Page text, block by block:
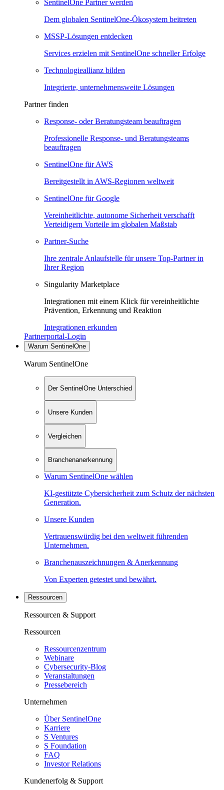
SentinelOne Partner werden
Dem globalen SentinelOne-Ökosystem beitreten
MSSP-Lösungen entdecken
Services erzielen mit SentinelOne schneller Erfolge
Technologieallianz bilden
Integrierte, unternehmensweite Lösungen
Partner finden
Response- oder Beratungsteam beauftragen
Professionelle Response- und Beratungsteams
beauftragen
SentinelOne für AWS
Bereitgestellt in AWS-Regionen weltweit
SentinelOne für Google
Vereinheitlichte, autonome Sicherheit verschafft
Verteidigern Vorteile im globalen Maßstab
Partner-Suche
Ihre zentrale Anlaufstelle für unsere Top-Partner in
Ihrer Region
Singularity Marketplace
Integrationen mit einem Klick für vereinheitlichte
Prävention, Erkennung und Reaktion
Integrationen erkunden
Partnerportal-Login
Warum SentinelOne
Warum SentinelOne
Der SentinelOne Unterschied
Unsere Kunden
Vergleichen
Branchenanerkennung
Warum SentinelOne wählen
KI-gestützte Cybersicherheit zum Schutz der nächsten
Generation.
Unsere Kunden
Vertrauenswürdig bei den weltweit führenden
Unternehmen.
Branchenauszeichnungen & Anerkennung
Von Experten getestet und bewährt.
Ressourcen
Ressourcen & Support
Ressourcen
Ressourcenzentrum
Webinare
Cybersecurity-Blog
Veranstaltungen
Pressebereich
Unternehmen
Über SentinelOne
Karriere
S Ventures
S Foundation
FAQ
Investor Relations
Kundenerfolg & Support